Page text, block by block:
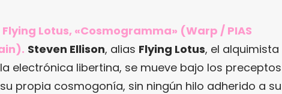
Flying Lotus, «Cosmogramma» (Warp / PIAS
Steven Ellison, alias Flying Lotus, el alquimista
electrónica libertina, se mueve bajo los preceptos
propia cosmogonía, sin ningún hilo adherido a su